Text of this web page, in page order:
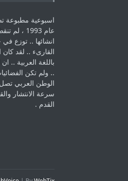
اسبوعية مطبوعة
عام 1993
انشائها .. توزع
القارىء ..‏ لقد
باللغة العربية ..
.. ولم تكن
الوطن ‏العربي تصل
سرعة الانتشار
القدم . ‏